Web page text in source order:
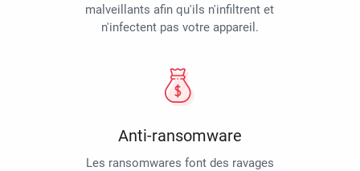
malveillants afin qu'ils n'infiltrent et
n'infectent pas votre appareil.
Anti-ransomware
Les ransomwares font des ravages